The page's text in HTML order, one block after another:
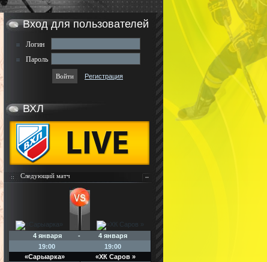
Вход для пользователей
Логин
Пароль
Регистрация
ВХЛ
Следующий матч
4 января - 4 января
19:00
19:00
«Сарыарка»
«ХК Саров »